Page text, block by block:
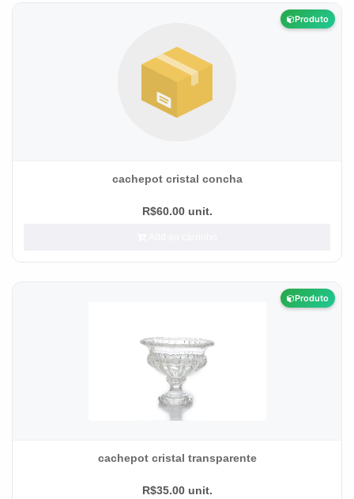
Produto
cachepot cristal concha
R$60.00 unit.
Produto
cachepot cristal transparente
R$35.00 unit.